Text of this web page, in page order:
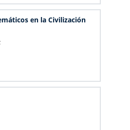
en la Civilización